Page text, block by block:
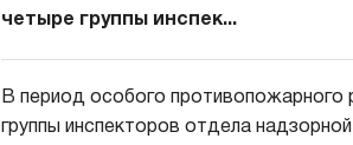
четыре группы инспек...
В период особого противопожарного
группы инспекторов отдела